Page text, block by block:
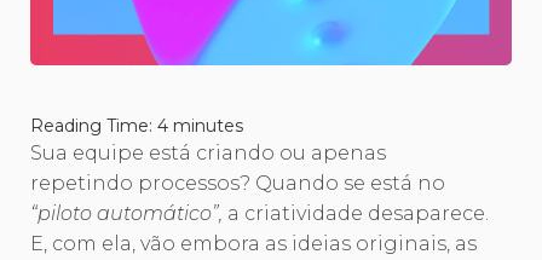
Reading Time: 4 minutes
Sua equipe está criando ou apenas
repetindo processos? Quando se está no
“piloto automático”, a criatividade desaparece.
E, com ela, vão embora as ideias originais, as